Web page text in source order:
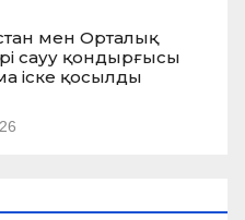
мен Орталық
сауу қондырғысы
іске қосылды